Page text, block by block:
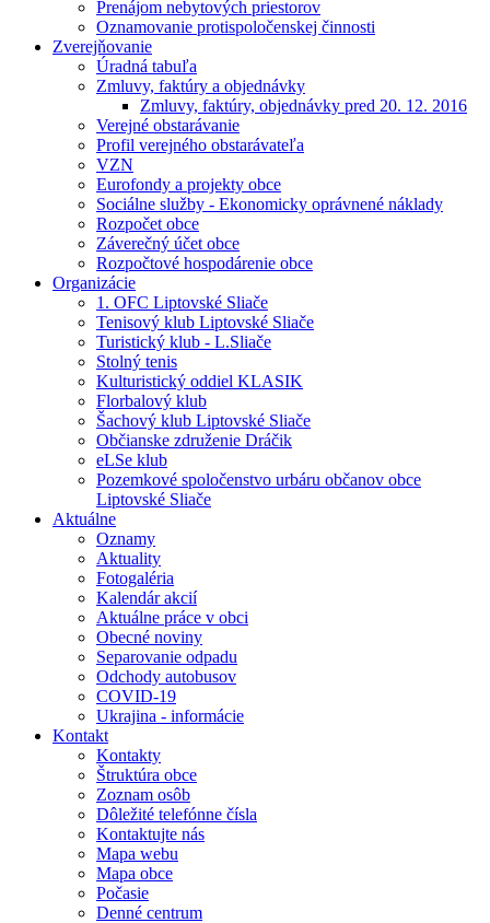
Prenájom nebytových priestorov
Oznamovanie protispoločenskej činnosti
Zverejňovanie
Úradná tabuľa
Zmluvy, faktúry a objednávky
Zmluvy, faktúry, objednávky pred 20. 12. 2016
Verejné obstarávanie
Profil verejného obstarávateľa
VZN
Eurofondy a projekty obce
Sociálne služby - Ekonomicky oprávnené náklady
Rozpočet obce
Záverečný účet obce
Rozpočtové hospodárenie obce
Organizácie
1. OFC Liptovské Sliače
Tenisový klub Liptovské Sliače
Turistický klub - L.Sliače
Stolný tenis
Kulturistický oddiel KLASIK
Florbalový klub
Šachový klub Liptovské Sliače
Občianske združenie Dráčik
eLSe klub
Pozemkové spoločenstvo urbáru občanov obce
Liptovské Sliače
Aktuálne
Oznamy
Aktuality
Fotogaléria
Kalendár akcií
Aktuálne práce v obci
Obecné noviny
Separovanie odpadu
Odchody autobusov
COVID-19
Ukrajina - informácie
Kontakt
Kontakty
Štruktúra obce
Zoznam osôb
Dôležité telefónne čísla
Kontaktujte nás
Mapa webu
Mapa obce
Počasie
Denné centrum